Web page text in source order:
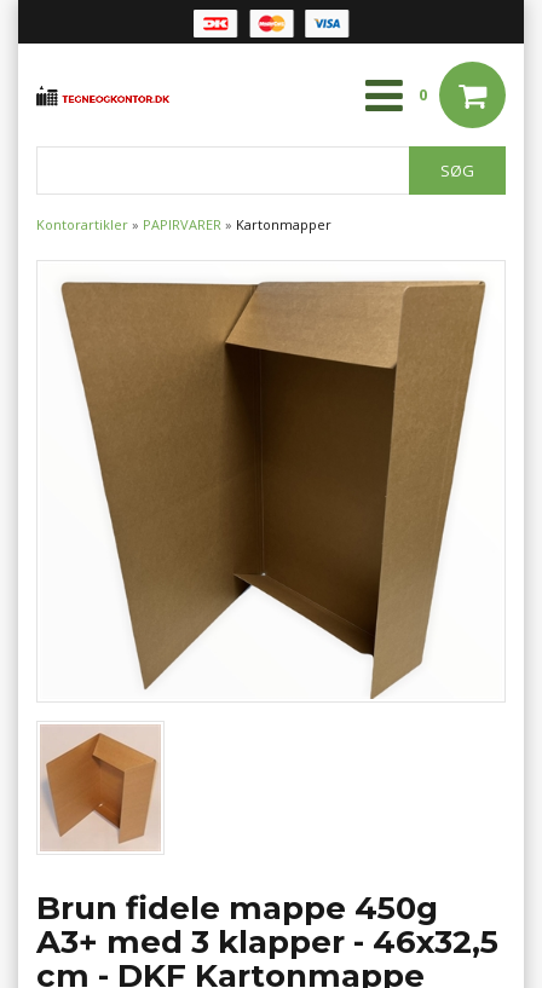
0
Kontorartikler » PAPIRVARER » Kartonmapper
Brun fidele mappe 450g
A3+ med 3 klapper - 46x32,5
cm - DKF Kartonmappe